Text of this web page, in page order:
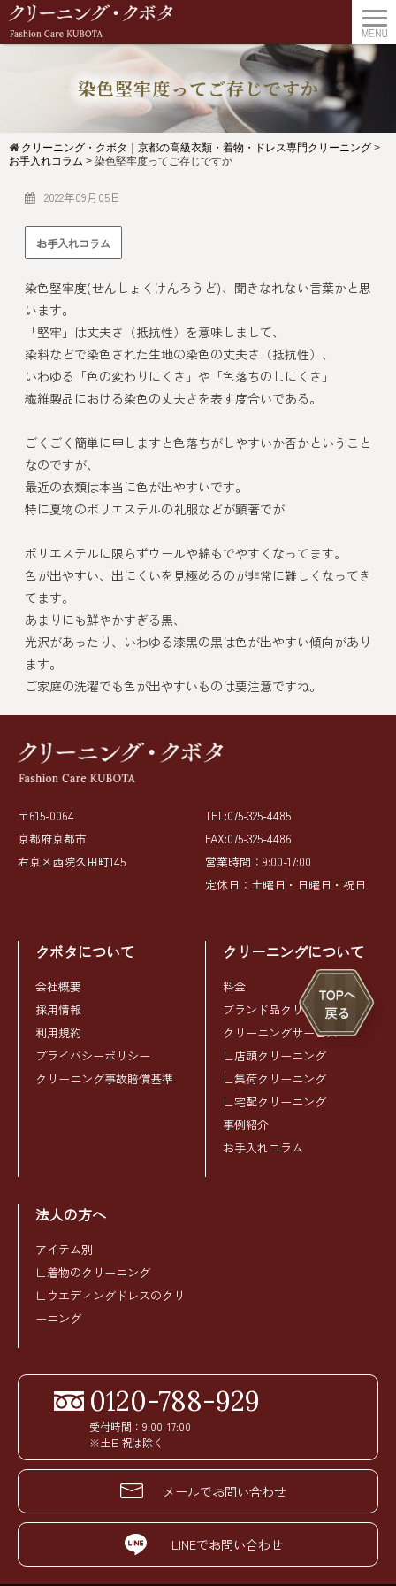
染色堅牢度ってご存じですか
クリーニング・クボタ｜京都の高級衣類・着物・ドレス専門クリーニング >
お手入れコラム > 染色堅牢度ってご存じですか
2022年09月05日
お手入れコラム
染色堅牢度(せんしょくけんろうど)、聞きなれない言葉かと思
います。
「堅牢」は丈夫さ（抵抗性）を意味しまして、
染料などで染色された生地の染色の丈夫さ（抵抗性）、
いわゆる「色の変わりにくさ」や「色落ちのしにくさ」
繊維製品における染色の丈夫さを表す度合いである。
ごくごく簡単に申しますと色落ちがしやすいか否かということ
なのですが、
最近の衣類は本当に色が出やすいです。
特に夏物のポリエステルの礼服などが顕著でが
ポリエステルに限らずウールや綿もでやすくなってます。
色が出やすい、出にくいを見極めるのが非常に難しくなってき
てます。
あまりにも鮮やかすぎる黒、
光沢があったり、いわゆる漆黒の黒は色が出やすい傾向があり
ます。
ご家庭の洗濯でも色が出やすいものは要注意ですね。
〒615-0064
京都府京都市
右京区西院久田町145
TEL:075-325-4485
FAX:075-325-4486
営業時間：9:00-17:00
定休日：土曜日・日曜日・祝日
クボタについて
会社概要
採用情報
利用規約
プライバシーポリシー
クリーニング事故賠償基準
クリーニングについて
料金
ブランド品クリーニング
クリーニングサービス
∟店頭クリーニング
∟集荷クリーニング
∟宅配クリーニング
事例紹介
お手入れコラム
法人の方へ
アイテム別
∟着物のクリーニング
∟ウエディングドレスのクリ
ーニング
0120-788-929
受付時間：9:00-17:00
※土日祝は除く
メールでお問い合わせ
LINEでお問い合わせ